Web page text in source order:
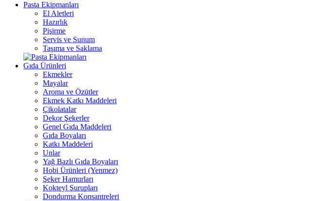
Pasta Ekipmanları
El Aletleri
Hazırlık
Pişirme
Servis ve Sunum
Taşıma ve Saklama
Gıda Ürünleri
Ekmekler
Mayalar
Aroma ve Özütler
Ekmek Katkı Maddeleri
Çikolatalar
Dekor Şekerler
Genel Gıda Maddeleri
Gıda Boyaları
Katkı Maddeleri
Unlar
Yağ Bazlı Gıda Boyaları
Hobi Ürünleri (Yenmez)
Şeker Hamurları
Kokteyl Şurupları
Dondurma Konsantreleri